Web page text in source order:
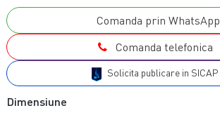
Comanda prin WhatsApp
Comanda telefonica
Solicita publicare in SICAP
Dimensiune